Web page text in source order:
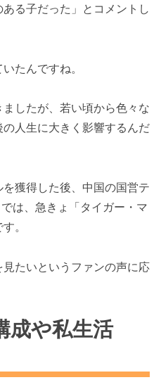
る子だった」とコメントし
たんですね。
したが、若い頃から色々な
人生に大きく影響するんだ
獲得した後、中国の国営テ
は、急きょ「タイガー・マ
。
たいというファンの声に応
成や私生活